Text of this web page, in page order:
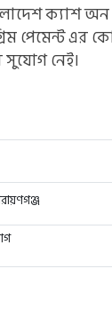
ক্যাশ
পেমেন্ট এর
সুযোগ নেই।